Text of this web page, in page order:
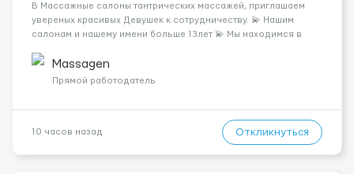
В Массажные салоны тантрических массажей, приглашаем
увереных красивых Девушек к сотрудничеству. 💫 Нашим
салонам и нашему имени больше 13лет 💫 Мы находимся в
заработная плата 💚Мы гарантируем Наличие работы. Поток 💝
incall / Out...
Massagen
Прямой работодатель
10 часов назад Откликнуться